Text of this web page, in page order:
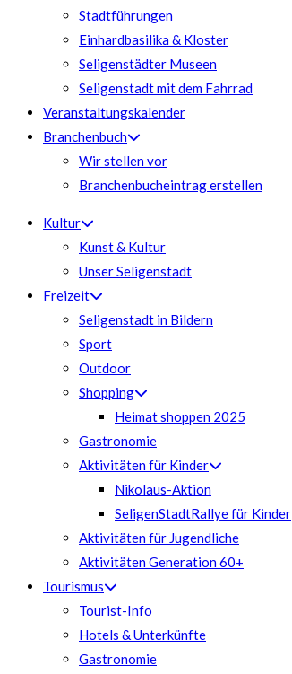
Stadtführungen
Einhardbasilika & Kloster
Seligenstädter Museen
Seligenstadt mit dem Fahrrad
Veranstaltungskalender
Branchenbuch
Wir stellen vor
Branchenbucheintrag erstellen
Kultur
Kunst & Kultur
Unser Seligenstadt
Freizeit
Seligenstadt in Bildern
Sport
Outdoor
Shopping
Heimat shoppen 2025
Gastronomie
Aktivitäten für Kinder
Nikolaus-Aktion
SeligenStadtRallye für Kinder
Aktivitäten für Jugendliche
Aktivitäten Generation 60+
Tourismus
Tourist-Info
Hotels & Unterkünfte
Gastronomie